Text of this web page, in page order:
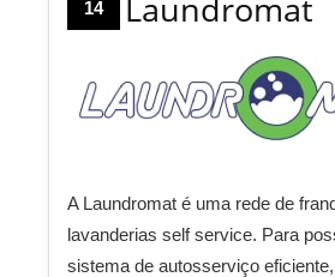
14 Laundromat
A Laundromat é uma rede de
lavanderias self service. Para
sistema de autosserviço